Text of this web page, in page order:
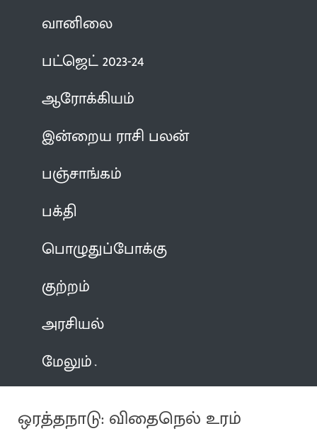
வானிலை
பட்ஜெட் 2023-24
ஆரோக்கியம்
இன்றைய ராசி பலன்
பஞ்சாங்கம்
பக்தி
பொழுதுப்போக்கு
குற்றம்
அரசியல்
மேலும்
ஒரத்தநாடு: விதைநெல் உரம்